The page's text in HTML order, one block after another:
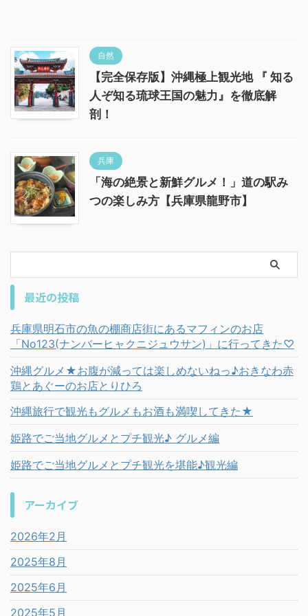
自然
【完全保存版】沖縄極上観光地 『 知る
人ぞ知る琉球王国の魅力』を徹底解
剖！
兵庫
「海の絶景と新鮮グルメ！」道の駅み
つの楽しみ方【兵庫県龍野市】
最近の投稿
兵庫県明石市の魚の棚商店街にあるマフィンのお店
「No123(ナンバーヒャクニジュウサン)」に行ってきた♡
沖縄グルメ★お腹が減っては楽しめないねっ♪おきなわ赤
鶏とあぐーのお店とりひろ
沖縄旅行で観光もグルメもお酒も満喫してきた★
姫路でご当地グルメとプチ観光♪ グルメ編
姫路でご当地グルメとプチ観光を堪能♪観光編
アーカイブ
2026年2月
2025年8月
2025年6月
2025年5月